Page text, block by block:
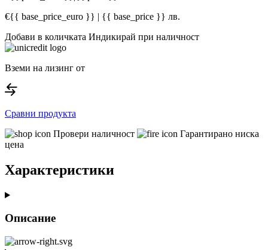
€{{ base_price_euro }} | {{ base_price }} лв.
Добави в количката Индикирай при наличност
Вземи на лизинг от
Сравни продукта
Провери наличност
Гарантирано ниска
цена
Характеристики
Описание